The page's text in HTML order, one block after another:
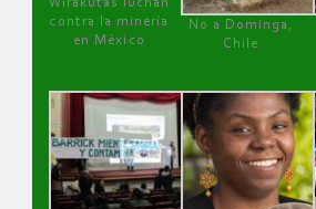
Wirakutas luchan
contra la minería
en México
No a Dominga,
Chile